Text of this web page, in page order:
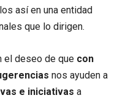
así en una entidad
que lo dirigen.
el deseo de que con
nos ayuden a
e iniciativas a